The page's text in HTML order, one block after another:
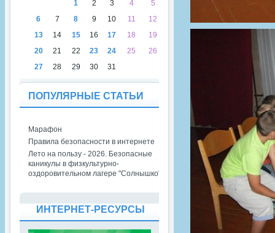
1
2 3 4
5
6
7 8 9 10 11
12
13
14 15 16 17 18
19
20
21 22 23 24 25
26
27
28 29 30 31
ПОПУЛЯРНЫЕ СТАТЬИ
Марафон
Правила безопасности в интернете
Лето на пользу - 2026. Безопасные
каникулы в физкультурно-
оздоровительном лагере "Солнышко"
ИНТЕРНЕТ-РЕСУРСЫ